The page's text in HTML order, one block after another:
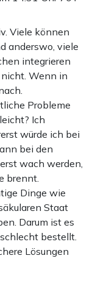
Viele können
anderswo, viele
integrieren
Wenn in
Probleme
Ich
würde ich bei
bei den
wach werden,
brennt.
Dinge wie
Staat
Darum ist es
bestellt.
Lösungen